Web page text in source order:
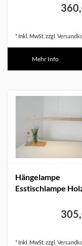
* Inkl. MwSt. zzgl.
Mehr Info
Hängelampe
Esstischlampe
* Inkl. MwSt. zzgl.